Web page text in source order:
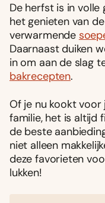
De herfst is in volle
het genieten van
verwarmende
Daarnaast duiken
in om aan de slag
bakrecepten.
Of je nu kookt
familie, het is altijd
de beste
niet alleen
deze favorieten
lukken!